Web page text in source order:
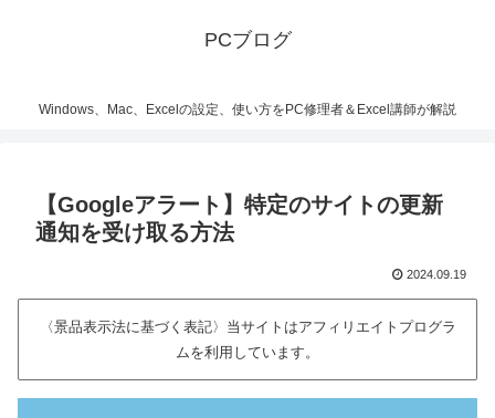
PCブログ
Windows、Mac、Excelの設定、使い方をPC修理者＆Excel講師が解説
【Googleアラート】特定のサイトの更新
通知を受け取る方法
2024.09.19
〈景品表示法に基づく表記〉当サイトはアフィリエイトプログラ
ムを利用しています。